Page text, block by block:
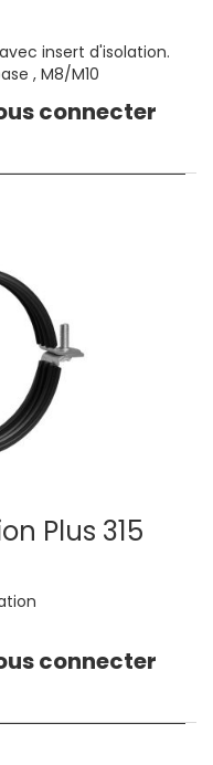
insert d'isolation.
, M8/M10
connecter
Plus 315
connecter